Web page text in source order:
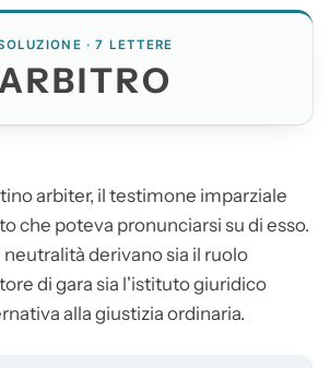
· 7 LETTERE
ARBITRO
arbiter, il testimone imparziale
che poteva pronunciarsi su di esso.
neutralità derivano sia il ruolo
di gara sia l'istituto giuridico
alla giustizia ordinaria.